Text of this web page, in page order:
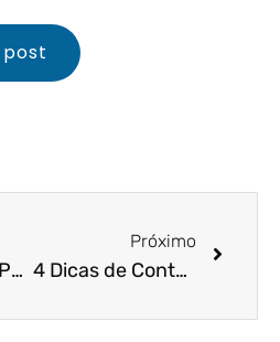
3 PASSOS SIMPLES PARA MELHORAR O FLUXO DE CAIXA DE SUA EMPRESA
Próximo
4 Dicas de Contabilidade para Pequenas Empresas